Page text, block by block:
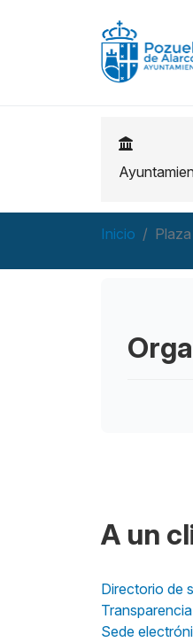
Inicio
A un
Directorio de
Transparencia
Sede